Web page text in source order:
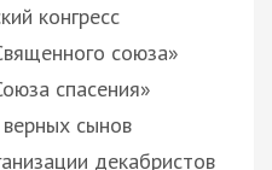
конгресс
союза»
спасения»
сынов
декабристов